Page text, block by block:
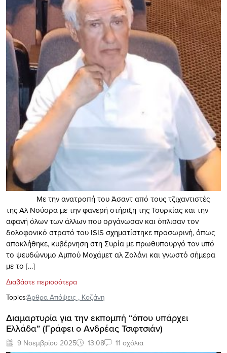
Με την ανατροπή του Άσαντ από τους τζιχαντιστές
της Αλ Νούσρα με την φανερή στήριξη της Τουρκίας και την
αφανή όλων των άλλων που οργάνωσαν και όπλισαν τον
δολοφονικό στρατό του ISIS σχηματίστηκε προσωρινή, όπως
αποκλήθηκε, κυβέρνηση στη Συρία με πρωθυπουργό τον υπό
το ψευδώνυμο Αμπού Μοχάμετ αλ Ζολάνι και γνωστό σήμερα
με το […]
Διαβάστε περισσότερα
Topics:Άρθρα Απόψεις , Κοζάνη
Διαμαρτυρία για την εκπομπή “όπου υπάρχει
Ελλάδα” (Γράφει ο Ανδρέας Τσιφτσιάν)
9 Νοεμβρίου 2025 13:08 11 σχόλια